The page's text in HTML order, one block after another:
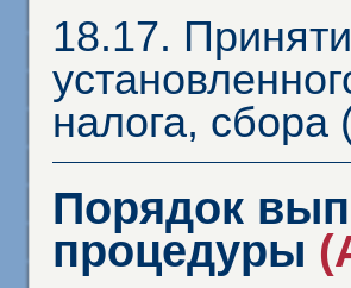
18.17.
налога,
Порядок
процедуры